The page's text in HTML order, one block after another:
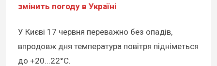
змінить погоду в Україні
У Києві 17 червня переважно без опадів,
впродовж дня температура повітря підніметься
до +20...22°С.